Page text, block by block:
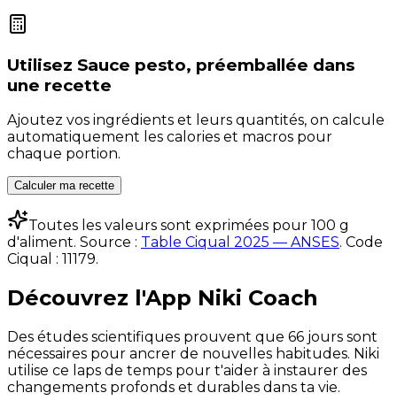
Utilisez Sauce pesto, préemballée dans
une recette
Ajoutez vos ingrédients et leurs quantités, on calcule
automatiquement les calories et macros pour
chaque portion.
Calculer ma recette
Toutes les valeurs sont exprimées pour 100 g
d'aliment. Source : Table Ciqual 2025 — ANSES. Code
Ciqual : 11179.
Découvrez l'App Niki Coach
Des études scientifiques prouvent que 66 jours sont
nécessaires pour ancrer de nouvelles habitudes. Niki
utilise ce laps de temps pour t'aider à instaurer des
changements profonds et durables dans ta vie.